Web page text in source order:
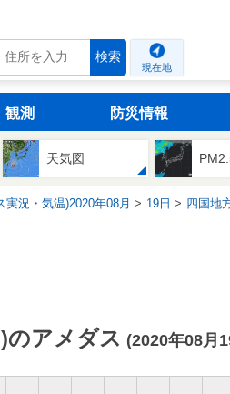
検索
現在地
観測 防災情報
天気図
実況・気温)2020年08月 19日 四国地
のアメダス (2020年08月